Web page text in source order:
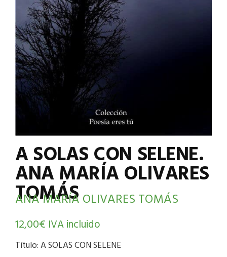
A SOLAS CON SELENE.
ANA MARÍA OLIVARES
TOMÁS
ANA MARÍA OLIVARES TOMÁS
12,00€ IVA incluido
Título: A SOLAS CON SELENE